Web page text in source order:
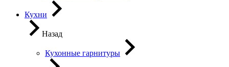
Кухни
Назад
Кухонные гарнитуры